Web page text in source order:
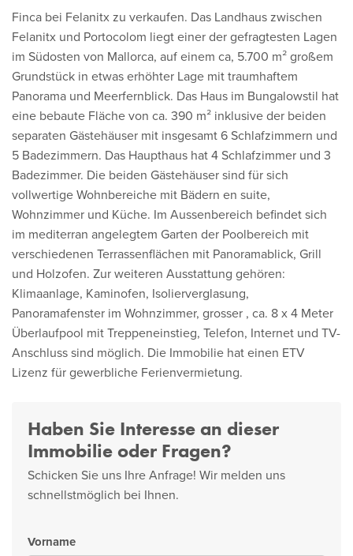
Finca bei Felanitx zu verkaufen. Das Landhaus zwischen
Felanitx und Portocolom liegt einer der gefragtesten Lagen
im Südosten von Mallorca, auf einem ca, 5.700 m² großem
Grundstück in etwas erhöhter Lage mit traumhaftem
Panorama und Meerfernblick. Das Haus im Bungalowstil hat
eine bebaute Fläche von ca. 390 m² inklusive der beiden
separaten Gästehäuser mit insgesamt 6 Schlafzimmern und
5 Badezimmern. Das Haupthaus hat 4 Schlafzimmer und 3
Badezimmer. Die beiden Gästehäuser sind für sich
vollwertige Wohnbereiche mit Bädern en suite,
Wohnzimmer und Küche. Im Aussenbereich befindet sich
im mediterran angelegtem Garten der Poolbereich mit
verschiedenen Terrassenflächen mit Panoramablick, Grill
und Holzofen. Zur weiteren Ausstattung gehören:
Klimaanlage, Kaminofen, Isolierverglasung,
Panoramafenster im Wohnzimmer, grosser , ca. 8 x 4 Meter
Überlaufpool mit Treppeneinstieg, Telefon, Internet und TV-
Anschluss sind möglich. Die Immobilie hat einen ETV
Lizenz für gewerbliche Ferienvermietung.
Haben Sie Interesse an dieser
Immobilie oder Fragen?
Schicken Sie uns Ihre Anfrage! Wir melden uns
schnellstmöglich bei Ihnen.
Vorname